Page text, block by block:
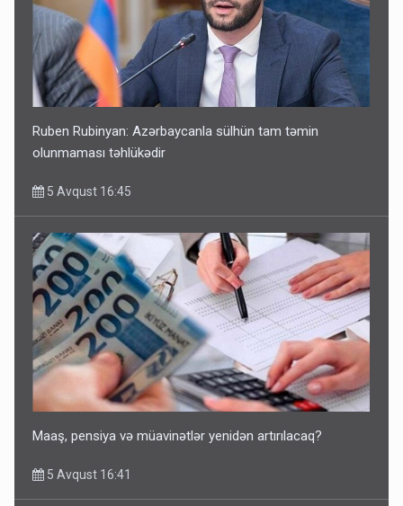
Ruben Rubinyan: Azərbaycanla sülhün tam təmin
olunmaması təhlükədir
5 Avqust 16:45
Maaş, pensiya və müavinətlər yenidən artırılacaq?
5 Avqust 16:41